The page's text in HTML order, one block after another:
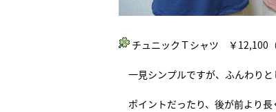
チュニックＴシャツ ￥12,100（
一見シンプルですが、ふんわりと
ポイントだったり、後が前より長